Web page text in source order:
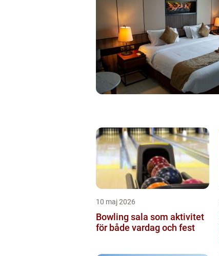
10 maj 2026
Bowling sala som aktivitet
för både vardag och fest